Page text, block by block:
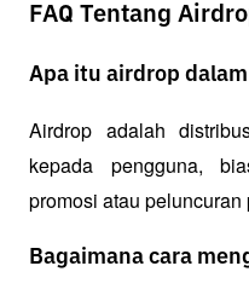
FAQ Tentang
Apa itu airdrop
Airdrop adalah
kepada pengguna,
promosi atau peluncuran
Bagaimana cara